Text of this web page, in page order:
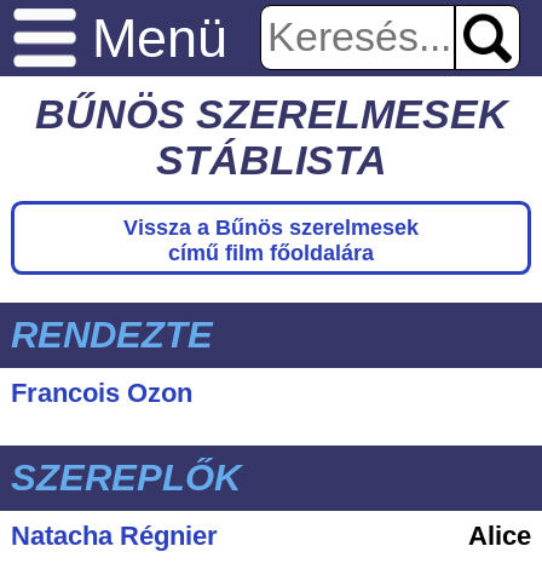
Menü
BŰNÖS SZERELMESEK
STÁBLISTA
Vissza a Bűnös szerelmesek
című film főoldalára
RENDEZTE
Francois Ozon
SZEREPLŐK
Natacha Régnier
Alice